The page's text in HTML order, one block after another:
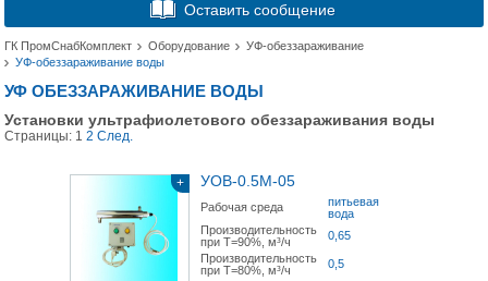
Оставить сообщение
ГК ПромСнабКомплект Оборудование
УФ-обеззараживание
УФ-обеззараживание воды
УФ ОБЕЗЗАРАЖИВАНИЕ ВОДЫ
Установки ультрафиолетового обеззараживания воды
Страницы: 1 2 След.
+ УОВ-0.5М-05
Рабочая среда
питьевая
вода
Производительность
при Т=90%, м³/ч
0,65
Производительность
при Т=80%, м³/ч
0,5